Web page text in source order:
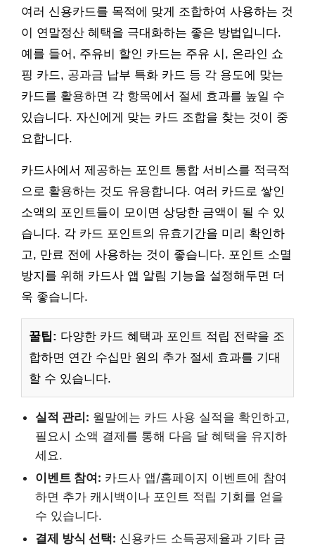
여러 신용카드를 목적에 맞게 조합하여 사용하는 것
이 연말정산 혜택을 극대화하는 좋은 방법입니다.
예를 들어, 주유비 할인 카드는 주유 시, 온라인 쇼
핑 카드, 공과금 납부 특화 카드 등 각 용도에 맞는
카드를 활용하면 각 항목에서 절세 효과를 높일 수
있습니다. 자신에게 맞는 카드 조합을 찾는 것이 중
요합니다.
카드사에서 제공하는 포인트 통합 서비스를 적극적
으로 활용하는 것도 유용합니다. 여러 카드로 쌓인
소액의 포인트들이 모이면 상당한 금액이 될 수 있
습니다. 각 카드 포인트의 유효기간을 미리 확인하
고, 만료 전에 사용하는 것이 좋습니다. 포인트 소멸
방지를 위해 카드사 앱 알림 기능을 설정해두면 더
욱 좋습니다.
꿀팁: 다양한 카드 혜택과 포인트 적립 전략을 조
합하면 연간 수십만 원의 추가 절세 효과를 기대
할 수 있습니다.
실적 관리: 월말에는 카드 사용 실적을 확인하고,
필요시 소액 결제를 통해 다음 달 혜택을 유지하
세요.
이벤트 참여: 카드사 앱/홈페이지 이벤트에 참여
하면 추가 캐시백이나 포인트 적립 기회를 얻을
수 있습니다.
결제 방식 선택: 신용카드 소득공제율과 기타 금